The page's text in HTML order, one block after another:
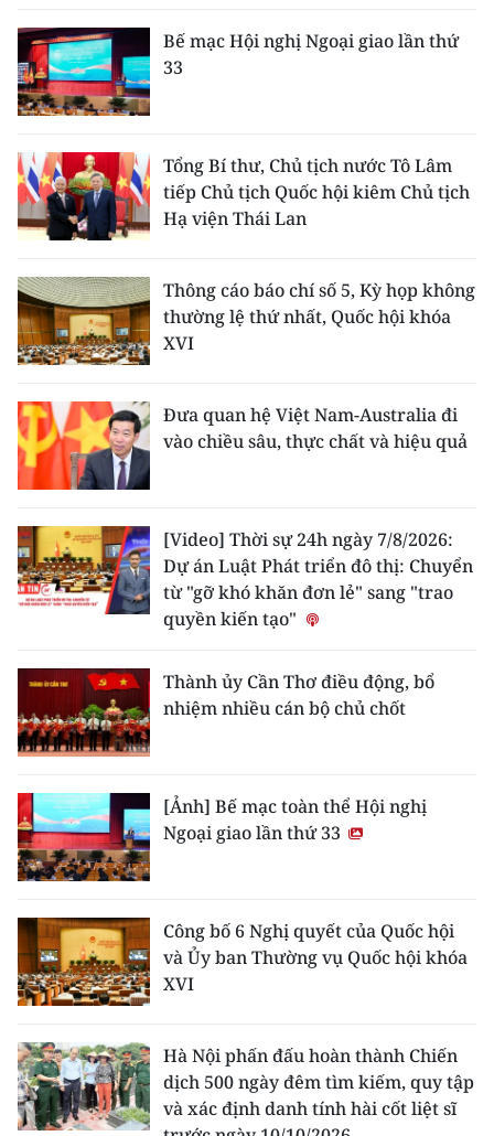
Bế mạc Hội nghị Ngoại giao lần thứ
33
Tổng Bí thư, Chủ tịch nước Tô Lâm
tiếp Chủ tịch Quốc hội kiêm Chủ tịch
Hạ viện Thái Lan
Thông cáo báo chí số 5, Kỳ họp không
thường lệ thứ nhất, Quốc hội khóa
XVI
Đưa quan hệ Việt Nam-Australia đi
vào chiều sâu, thực chất và hiệu quả
[Video] Thời sự 24h ngày 7/8/2026:
Dự án Luật Phát triển đô thị: Chuyển
từ "gỡ khó khăn đơn lẻ" sang "trao
quyền kiến tạo"
Thành ủy Cần Thơ điều động, bổ
nhiệm nhiều cán bộ chủ chốt
[Ảnh] Bế mạc toàn thể Hội nghị
Ngoại giao lần thứ 33
Công bố 6 Nghị quyết của Quốc hội
và Ủy ban Thường vụ Quốc hội khóa
XVI
Hà Nội phấn đấu hoàn thành Chiến
dịch 500 ngày đêm tìm kiếm, quy tập
và xác định danh tính hài cốt liệt sĩ